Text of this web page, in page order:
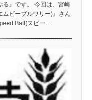
る』です。 今回は、宮崎
ムビーブルワリー)』さん
Ball(スピー…